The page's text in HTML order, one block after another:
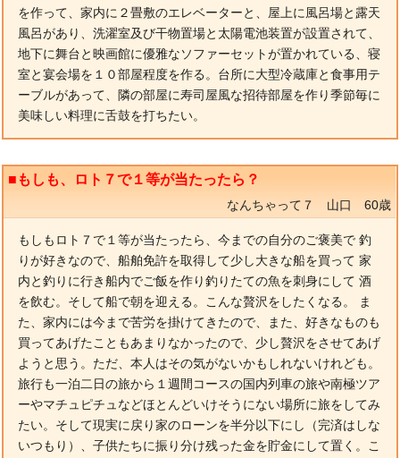
を作って、家内に２畳敷のエレベーターと、屋上に風呂場と露天
風呂があり、洗濯室及び干物置場と太陽電池装置が設置されて、
地下に舞台と映画館に優雅なソファーセットが置かれている、寝
室と宴会場を１０部屋程度を作る。台所に大型冷蔵庫と食事用テ
ーブルがあって、隣の部屋に寿司屋風な招待部屋を作り季節毎に
美味しい料理に舌鼓を打ちたい。
■もしも、ロト７で１等が当たったら？
なんちゃって７ 山口 60歳
もしもロト７で１等が当たったら、今までの自分のご褒美で 釣
りが好きなので、船舶免許を取得して少し大きな船を買って 家
内と釣りに行き船内でご飯を作り釣りたての魚を刺身にして 酒
を飲む。そして船で朝を迎える。こんな贅沢をしたくなる。 ま
た、家内には今まで苦労を掛けてきたので、また、好きなものも
買ってあげたこともあまりなかったので、少し贅沢をさせてあげ
ようと思う。ただ、本人はその気がないかもしれないけれども。
旅行も一泊二日の旅から１週間コースの国内列車の旅や南極ツア
ーやマチュピチュなどほとんどいけそうにない場所に旅をしてみ
たい。そして現実に戻り家のローンを半分以下にし（完済はしな
いつもり）、子供たちに振り分け残った金を貯金にして置く。こ